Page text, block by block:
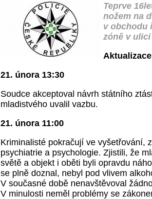
Teprve
nožem na
v obchodu
zóně v
21. února 13:30
Soudce akceptoval návrh státního
mladistvého uvalil vazbu.
21. února 11:00
Kriminalisté pokračují ve vyšetřování,
psychiatrie a psychologie. Zjistili, že
světě a objekt i oběti byli opravdu
se plně doznal, nebyl pod vlivem
V současné době nenavštěvoval
V minulosti neměl problémy se